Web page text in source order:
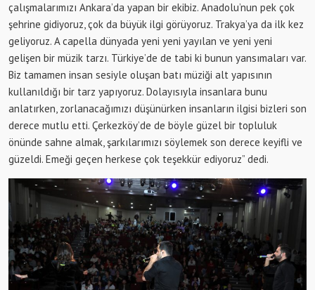
çalışmalarımızı Ankara’da yapan bir ekibiz. Anadolu’nun pek çok
şehrine gidiyoruz, çok da büyük ilgi görüyoruz. Trakya’ya da ilk kez
geliyoruz. A capella dünyada yeni yeni yayılan ve yeni yeni
gelişen bir müzik tarzı. Türkiye’de de tabi ki bunun yansımaları var.
Biz tamamen insan sesiyle oluşan batı müziği alt yapısının
kullanıldığı bir tarz yapıyoruz. Dolayısıyla insanlara bunu
anlatırken, zorlanacağımızı düşünürken insanların ilgisi bizleri son
derece mutlu etti. Çerkezköy’de de böyle güzel bir topluluk
önünde sahne almak, şarkılarımızı söylemek son derece keyifli ve
güzeldi. Emeği geçen herkese çok teşekkür ediyoruz” dedi.